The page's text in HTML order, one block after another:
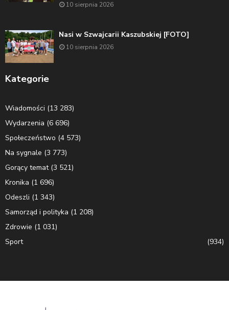
10 sierpnia 2026
Nasi w Szwajcarii Kaszubskiej [FOTO]
10 sierpnia 2026
Kategorie
Wiadomości (13 283)
Wydarzenia (6 696)
Społeczeństwo (4 573)
Na sygnale (3 773)
Gorący temat(3 521)
Kronika (1 696)
Odeszli (1 343)
Samorząd i polityka (1 208)
Zdrowie (1 031)
Sport
(934)